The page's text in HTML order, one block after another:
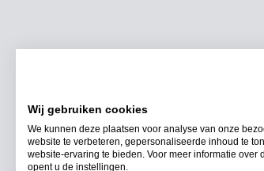
Wij gebruiken cookies
We kunnen deze plaatsen voor analyse van onze
website te verbeteren, gepersonaliseerde inhoud te
website-ervaring te bieden. Voor meer informatie over
opent u de instellingen.